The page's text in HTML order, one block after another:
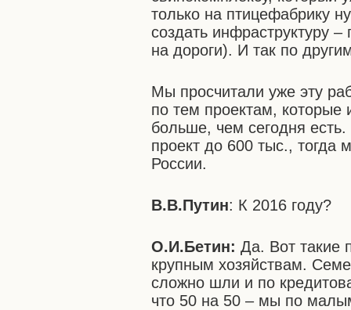
только на птицефабрику
создать инфраструктуру –
на дороги). И так по
Мы просчитали уже эту
по тем проектам, которые
больше, чем сегодня
проект до 600 тыс., тогда
России.
В.В.Путин: К 2016 году?
О.И.Бетин:Да. Вот такие
крупным хозяйствам.
сложно шли и по
что 50 на 50 – мы по